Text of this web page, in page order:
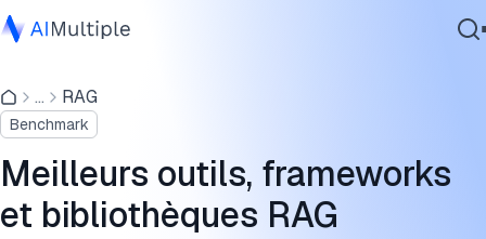
IA agentique
cybersécurité
Données
Logiciel d'entreprise
Services
... RAG
Benchmark
Meilleurs outils, frameworks
et bibliothèques RAG
Comment choisir votre pile RAG
Quels sont les modèles et outils RAG disponibles ?